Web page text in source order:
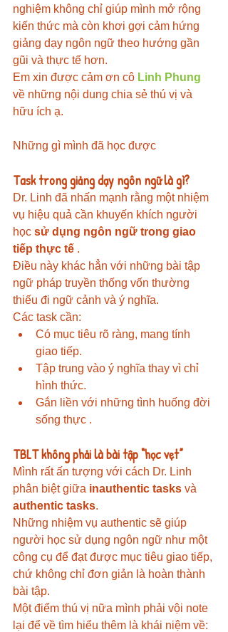
nghiệm không chỉ giúp mình mở rộng
kiến thức mà còn khơi gợi cảm hứng
giảng dạy ngôn ngữ theo hướng gần
gũi và thực tế hơn.
Em xin được cảm ơn cô Linh Phung
về những nội dung chia sẻ thú vị và
hữu ích ạ.
Những gì mình đã học được
Task trong giảng dạy ngôn ngữ là gì?
Dr. Linh đã nhấn mạnh rằng một nhiệm
vụ hiệu quả cần khuyến khích người
học sử dụng ngôn ngữ trong giao
tiếp thực tế .
Điều này khác hẳn với những bài tập
ngữ pháp truyền thống vốn thường
thiếu đi ngữ cảnh và ý nghĩa.
Các task cần:
Có mục tiêu rõ ràng, mang tính
giao tiếp.
Tập trung vào ý nghĩa thay vì chỉ
hình thức.
Gắn liền với những tình huống đời
sống thực .
TBLT không phải là bài tập “học vẹt”
Mình rất ấn tượng với cách Dr. Linh
phân biệt giữa inauthentic tasks và
authentic tasks.
Những nhiệm vụ authentic sẽ giúp
người học sử dụng ngôn ngữ như một
công cụ để đạt được mục tiêu giao tiếp,
chứ không chỉ đơn giản là hoàn thành
bài tập.
Một điểm thú vị nữa mình phải vội note
lại để về tìm hiểu thêm là khái niệm về: